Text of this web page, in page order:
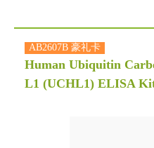
AB2607B 豪礼卡
Human Ubiquitin
L1 (UCHL1) ELISA